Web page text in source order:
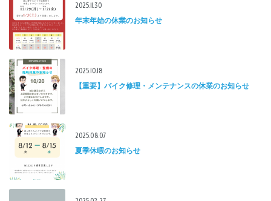
2025.11.30
年末年始の休業のお知らせ
2025.10.18
【重要】バイク修理・メンテナンスの休業のお知らせ
2025.08.07
夏季休暇のお知らせ